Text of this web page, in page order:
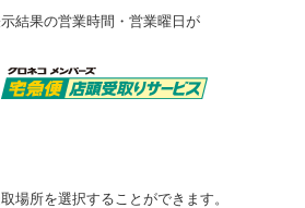
結果の営業時間・営業曜日が
場所を選択することができます。